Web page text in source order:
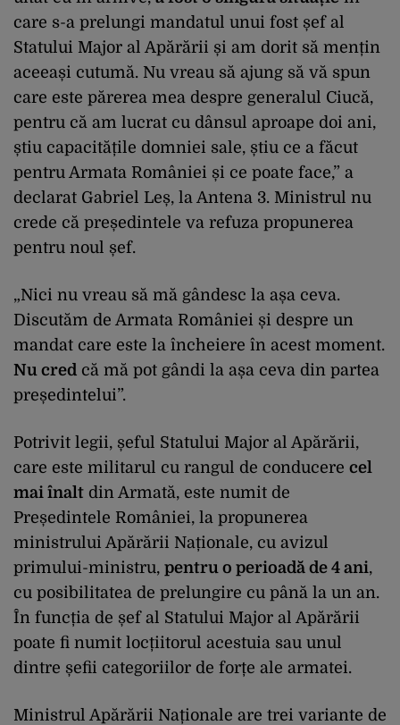
care s-a prelungi mandatul unui fost șef al
Statului Major al Apărării și am dorit să mențin
aceeași cutumă. Nu vreau să ajung să vă spun
care este părerea mea despre generalul Ciucă,
pentru că am lucrat cu dânsul aproape doi ani,
știu capacitățile domniei sale, știu ce a făcut
pentru Armata României și ce poate face,” a
declarat Gabriel Leș, la Antena 3. Ministrul nu
crede că președintele va refuza propunerea
pentru noul șef.
„Nici nu vreau să mă gândesc la așa ceva.
Discutăm de Armata României și despre un
mandat care este la încheiere în acest moment.
Nu cred că mă pot gândi la așa ceva din partea
președintelui”.
Potrivit legii, șeful Statului Major al Apărării,
care este militarul cu rangul de conducere cel
mai înalt din Armată, este numit de
Președintele României, la propunerea
ministrului Apărării Naționale, cu avizul
primului-ministru, pentru o perioadă de 4 ani,
cu posibilitatea de prelungire cu până la un an.
În funcția de șef al Statului Major al Apărării
poate fi numit locțiitorul acestuia sau unul
dintre șefii categoriilor de forțe ale armatei.
Ministrul Apărării Naționale are trei variante de